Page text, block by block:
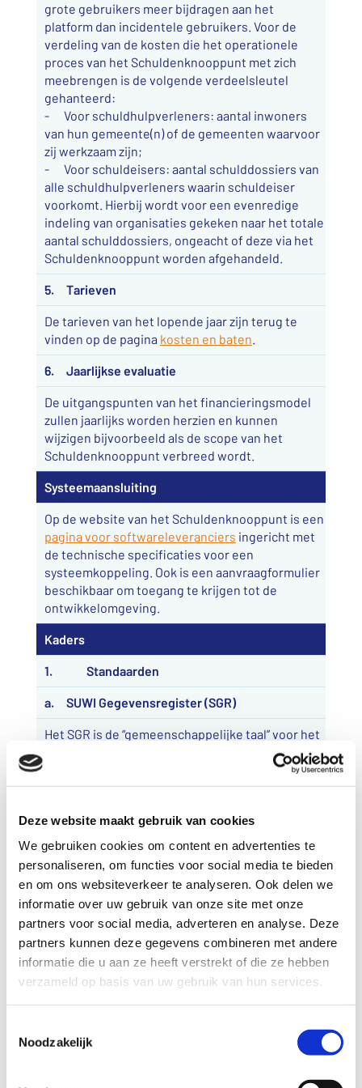
Deze website maakt gebruik van cookies
We gebruiken cookies om content en advertenties te
personaliseren, om functies voor social media te bieden
en om ons websiteverkeer te analyseren. Ook delen we
informatie over uw gebruik van onze site met onze
partners voor social media, adverteren en analyse. Deze
partners kunnen deze gegevens combineren met andere
informatie die u aan ze heeft verstrekt of die ze hebben
verzameld op basis van uw gebruik van hun services.
Noodzakelijk
grote gebruikers meer bijdragen aan het
platform dan incidentele gebruikers. Voor de
verdeling van de kosten die het operationele
proces van het Schuldenknooppunt met zich
meebrengen is de volgende verdeelsleutel
gehanteerd:
- Voor schuldhulpverleners: aantal inwoners
van hun gemeente(n) of de gemeenten waarvoor
zij werkzaam zijn;
- Voor schuldeisers: aantal schulddossiers van
alle schuldhulpverleners waarin schuldeiser
voorkomt. Hierbij wordt voor een evenredige
indeling van organisaties gekeken naar het totale
aantal schulddossiers, ongeacht of deze via het
Schuldenknooppunt worden afgehandeld.
5. Tarieven
De tarieven van het lopende jaar zijn terug te
vinden op de pagina kosten en baten.
6. Jaarlijkse evaluatie
De uitgangspunten van het financieringsmodel
zullen jaarlijks worden herzien en kunnen
wijzigen bijvoorbeeld als de scope van het
Schuldenknooppunt verbreed wordt.
Systeemaansluiting
Op de website van het Schuldenknooppunt is een
pagina voor softwareleveranciers ingericht met
de technische specificaties voor een
systeemkoppeling. Ook is een aanvraagformulier
beschikbaar om toegang te krijgen tot de
ontwikkelomgeving.
Kaders
1. Standaarden
a. SUWI Gegevensregister (SGR)
Het SGR is de “gemeenschappelijke taal” voor het
Beheerder: BKWI, Bureau Keteninformatisering
https://www.bkwi.nl/producten/suwinet-
services/suwinet-standaarden/suwi-
gegevensregister-sgr
b. Common Ground (VNG)
Common Ground is het idee om naast de
bestaande gemeentelijke ICT-infrastructuur een
nieuwe, moderne ICT-infrastructuur te bouwen
voor de uitwisseling van gegevens binnen en
tussen gemeenten. Common Ground staat voor
een moderne, agile manier van ICT-systemen
Ground gaat uit van de gedachte van een